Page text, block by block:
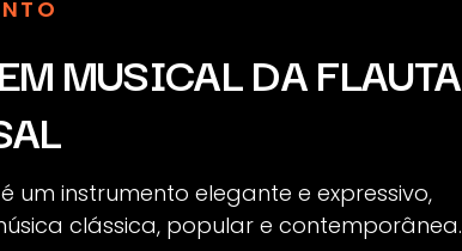
MUSICAL DA FLAUTA
um instrumento elegante e expressivo,
clássica, popular e contemporânea.